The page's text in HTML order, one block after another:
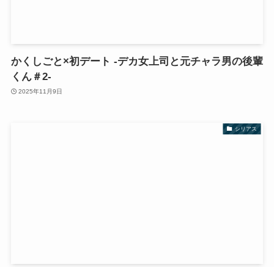
かくしごと×初デート -デカ女上司と元チャラ男の後輩
くん＃2-
2025年11月9日
シリアス